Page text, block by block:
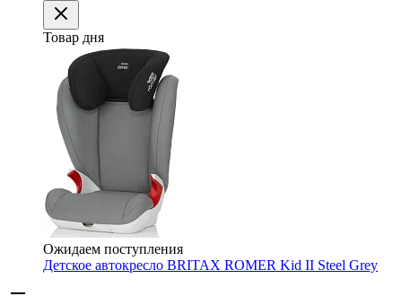
Товар дня
Ожидаем поступления
Детское автокресло BRITAX ROMER Kid II Steel Grey